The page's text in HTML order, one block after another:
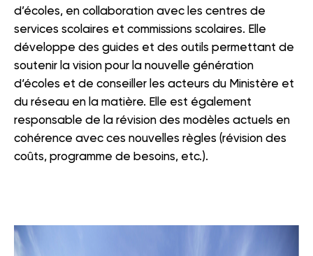
d’écoles, en collaboration avec les centres de
services scolaires et commissions scolaires. Elle
développe des guides et des outils permettant de
soutenir la vision pour la nouvelle génération
d‘écoles et de conseiller les acteurs du Ministère et
du réseau en la matière. Elle est également
responsable de la révision des modèles actuels en
cohérence avec ces nouvelles règles (révision des
coûts, programme de besoins, etc.).